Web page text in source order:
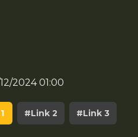
2024 01:00
#Link 2 #Link 3